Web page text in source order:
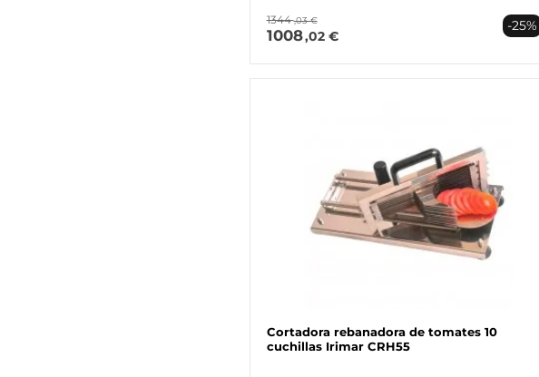
1344 ,03 €
1008,02 €
-25%
Cortadora rebanadora de tomates 10
cuchillas Irimar CRH55